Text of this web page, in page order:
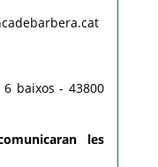
baixos - 43800
les